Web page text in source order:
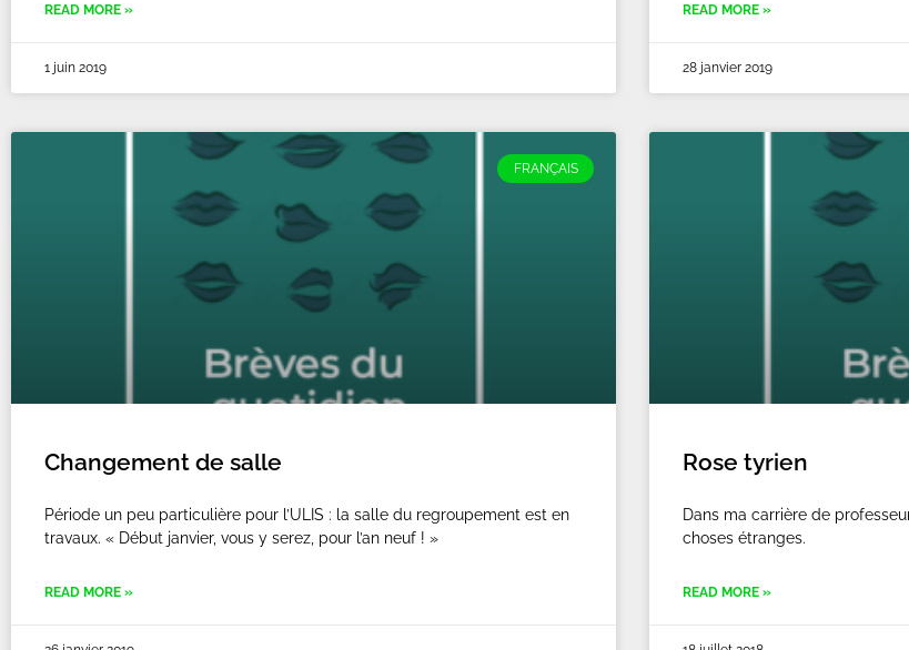
READ MORE »
1 juin 2019
READ MORE »
28 janvier 2019
FRANÇAIS
Changement de salle
Période un peu particulière pour l’ULIS : la salle du regroupement est en
travaux. « Début janvier, vous y serez, pour l’an neuf ! »
READ MORE »
Rose tyrien
Dans ma carrière de
choses étranges.
READ MORE »